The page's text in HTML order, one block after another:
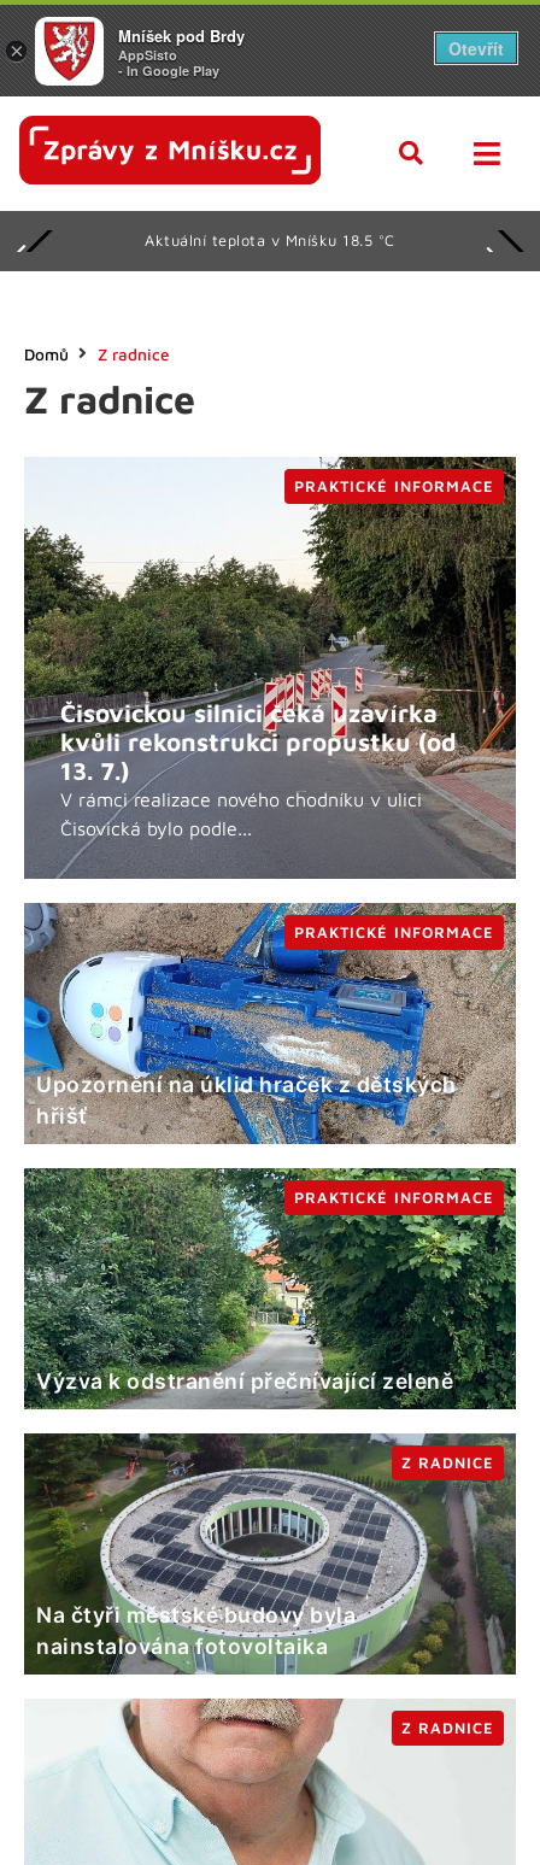
Aktuální teplota v Mníšku 18.5 °C
Z radnice
Domů Z radnice
Čisovickou silnici čeká uzavírka
kvůli rekonstrukci propustku (od
13. 7.)
V rámci realizace nového chodníku v ulici
Čisovická bylo podle...
PRAKTICKÉ INFORMACE
Upozornění na úklid hraček z dětských
hřišť
PRAKTICKÉ INFORMACE
Výzva k odstranění přečnívající zeleně
PRAKTICKÉ INFORMACE
Na čtyři městské budovy byla
nainstalována fotovoltaika
Z RADNICE
Z RADNICE
×
Mníšek pod Brdy
AppSisto
- In Google Play
Otevřít